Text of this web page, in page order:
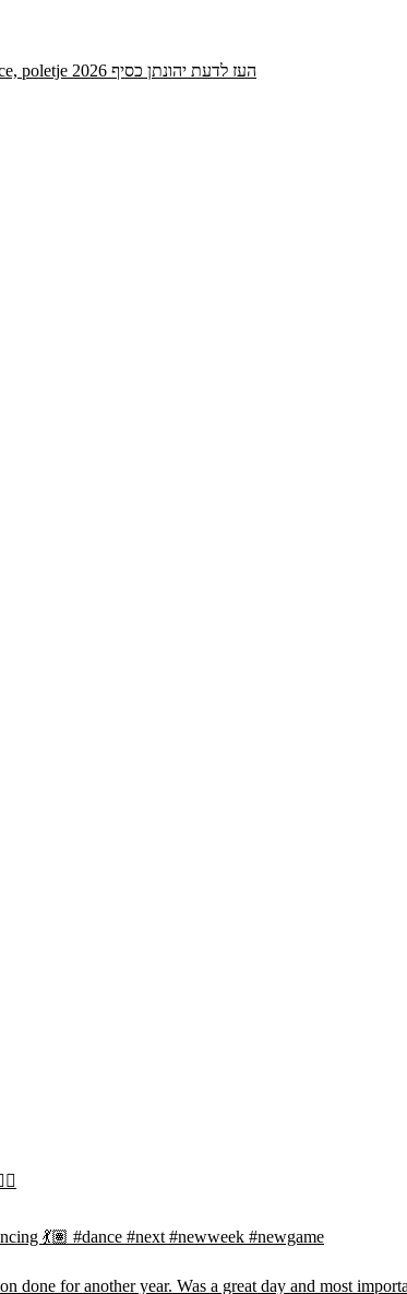
Vse dodatne kode Spinrise brez depozita za nove in obstoječe udeležence, poletje 2026 העז לדעת יהונתן כסיף